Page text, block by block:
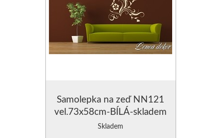
Samolepka na zeď NN121
vel.73x58cm-BÍLÁ-skladem
Skladem